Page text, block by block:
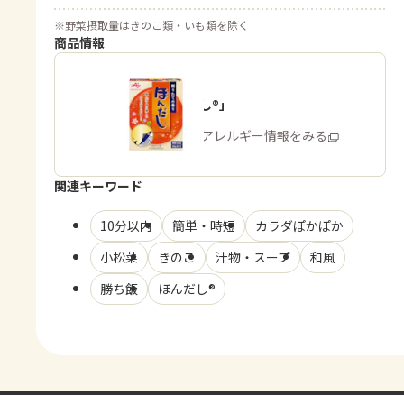
※野菜摂取量はきのこ類・いも類を除く
商品情報
「ほんだし®」
商品・アレルギー情報をみる
関連キーワード
10分以内 簡単・時短
カラダぽかぽか
小松菜
きのこ 汁物・スープ
和風
勝ち飯
ほんだし®